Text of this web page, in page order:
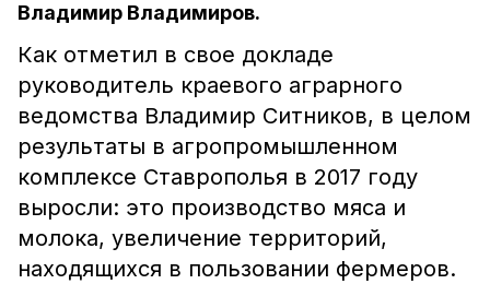
Владимир Владимиров.
Как отметил в свое докладе
руководитель краевого аграрного
ведомства Владимир Ситников, в целом
результаты в агропромышленном
комплексе Ставрополья в 2017 году
выросли: это производство мяса и
молока, увеличение территорий,
находящихся в пользовании фермеров.